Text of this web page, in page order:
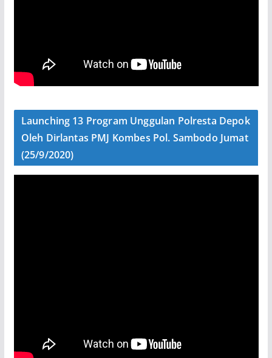
Launching 13 Program Unggulan Polresta Depok
Oleh Dirlantas PMJ Kombes Pol. Sambodo Jumat
(25/9/2020)